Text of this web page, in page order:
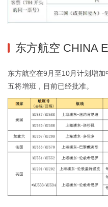
东方航空 CHINA
东方航空在9月至10月计划增
五将增班，目前已经批准。